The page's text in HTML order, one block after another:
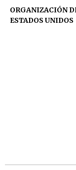
ORGANIZACIÓN
ESTADOS UNIDOS